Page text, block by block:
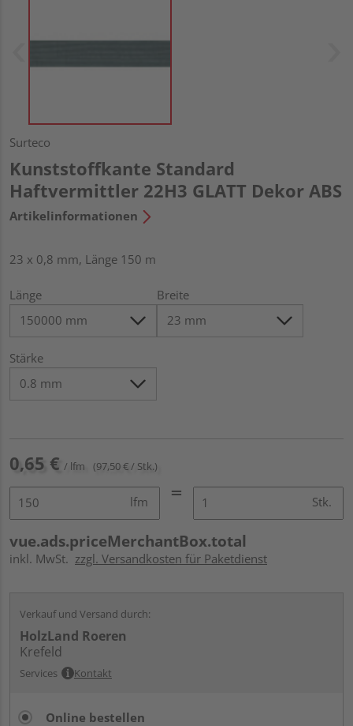
Surteco
Kunststoffkante Standard
Haftvermittler 22H3 GLATT Dekor ABS
Artikelinformationen
23 x 0,8 mm, Länge 150 m
Länge Breite
Stärke
0,65 € / lfm (97,50 € / Stk.)
lfm Stk.
vue.ads.priceMerchantBox.total
inkl. MwSt. zzgl. Versandkosten für Paketdienst
Verkauf und Versand durch:
HolzLand Roeren
Krefeld
Services Kontakt
Online bestellen